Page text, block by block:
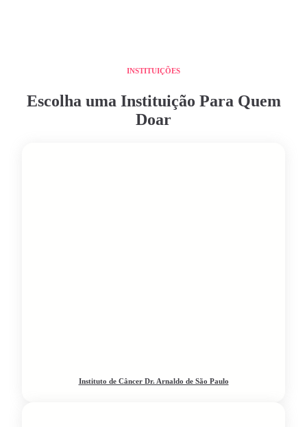
INSTITUIÇÕES
Escolha uma Instituição Para Quem
Doar
Instituto de Câncer Dr. Arnaldo de São Paulo